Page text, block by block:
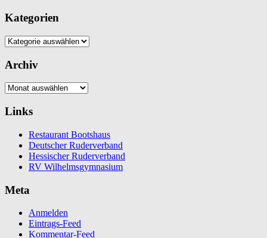
Kategorien
Kategorien
Archiv
Archiv
Links
Restaurant Bootshaus
Deutscher Ruderverband
Hessischer Ruderverband
RV Wilhelmsgymnasium
Meta
Anmelden
Eintrags-Feed
Kommentar-Feed